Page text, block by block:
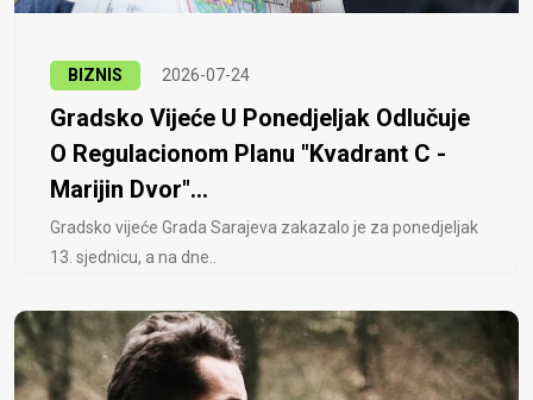
BIZNIS 2026-07-24
Gradsko Vijeće U Ponedjeljak Odlučuje
O Regulacionom Planu "Kvadrant C -
Marijin Dvor"...
Gradsko vijeće Grada Sarajeva zakazalo je za ponedjeljak
13. sjednicu, a na dne..